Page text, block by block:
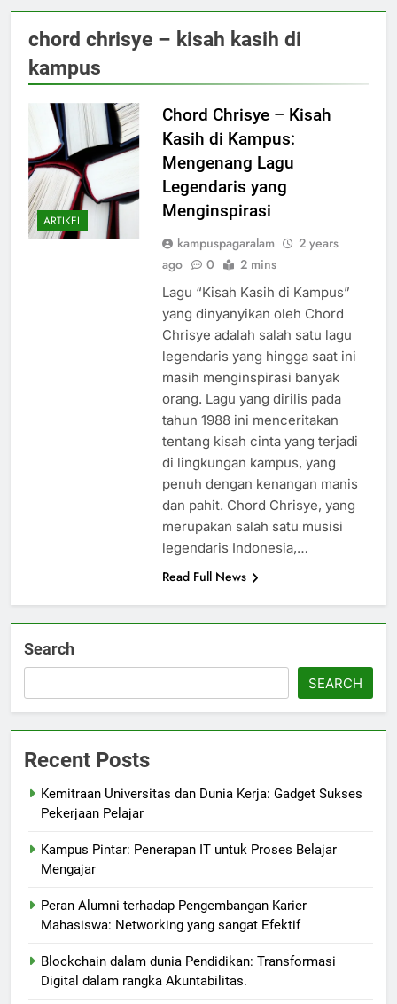
chord chrisye – kisah kasih di
kampus
ARTIKEL
Chord Chrisye – Kisah
Kasih di Kampus:
Mengenang Lagu
Legendaris yang
Menginspirasi
kampuspagaralam
2 years
ago
0 2 mins
Lagu “Kisah Kasih di Kampus”
yang dinyanyikan oleh Chord
Chrisye adalah salah satu lagu
legendaris yang hingga saat ini
masih menginspirasi banyak
orang. Lagu yang dirilis pada
tahun 1988 ini menceritakan
tentang kisah cinta yang terjadi
di lingkungan kampus, yang
penuh dengan kenangan manis
dan pahit. Chord Chrisye, yang
merupakan salah satu musisi
legendaris Indonesia,…
Read Full News
Search
SEARCH
Recent Posts
Kemitraan Universitas dan Dunia Kerja: Gadget Sukses
Pekerjaan Pelajar
Kampus Pintar: Penerapan IT untuk Proses Belajar
Mengajar
Peran Alumni terhadap Pengembangan Karier
Mahasiswa: Networking yang sangat Efektif
Blockchain dalam dunia Pendidikan: Transformasi
Digital dalam rangka Akuntabilitas.